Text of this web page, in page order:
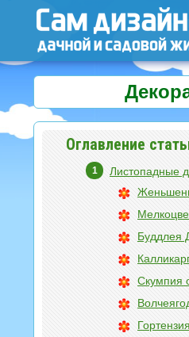
Оглавление
Листопадные
Буддлея
Скумпия